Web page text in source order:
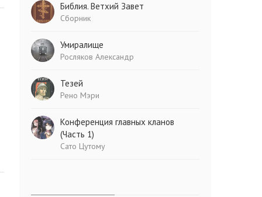
Библия. Ветхий Завет
Сборник
Умиралище
Росляков Александр
Тезей
Рено Мэри
Конференция главных кланов
(Часть 1)
Сато Цутому